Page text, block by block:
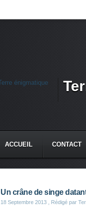
ACCUEIL CONTACT
Un crâne de singe
18 Septembre 2013 , Rédigé par